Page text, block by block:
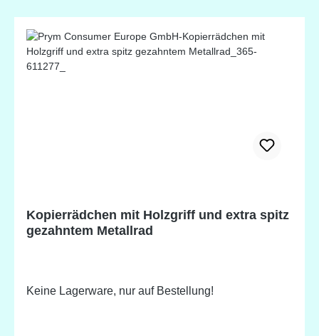
Kopierrädchen mit Holzgriff und extra spitz
gezahntem Metallrad
Keine Lagerware, nur auf Bestellung!